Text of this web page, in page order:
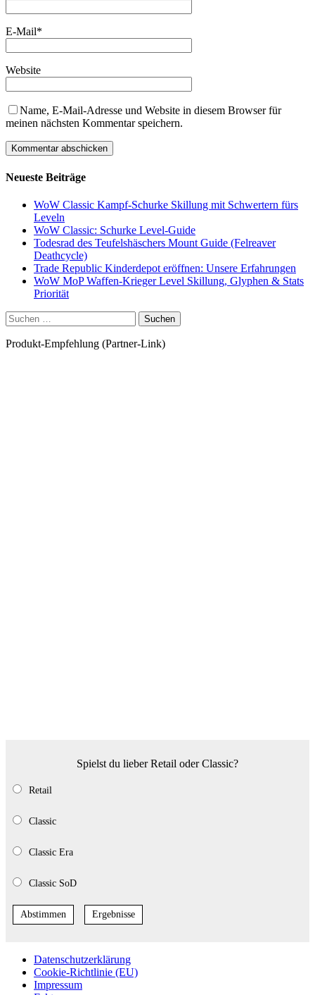
E-Mail*
Website
Name, E-Mail-Adresse und Website in diesem Browser für
meinen nächsten Kommentar speichern.
Neueste Beiträge
WoW Classic Kampf-Schurke Skillung mit Schwertern fürs
Leveln
WoW Classic: Schurke Level-Guide
Todesrad des Teufelshäschers Mount Guide (Felreaver
Deathcycle)
Trade Republic Kinderdepot eröffnen: Unsere Erfahrungen
WoW MoP Waffen-Krieger Level Skillung, Glyphen & Stats
Priorität
Suchen
nach:
Produkt-Empfehlung (Partner-Link)
Spielst du lieber Retail oder Classic?
Retail
Classic
Classic Era
Classic SoD
Abstimmen Ergebnisse
Datenschutzerklärung
Cookie-Richtlinie (EU)
Impressum